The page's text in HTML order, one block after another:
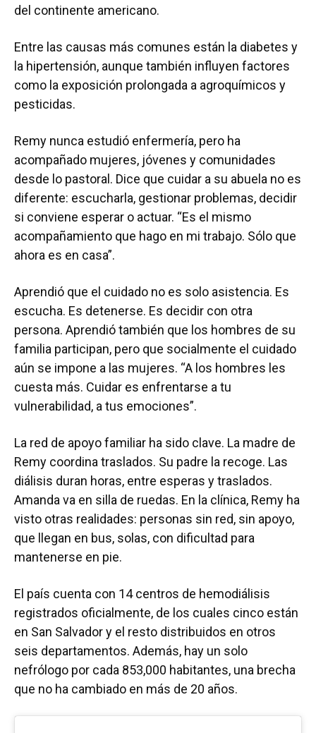
del continente americano.
Entre las causas más comunes están la diabetes y
la hipertensión, aunque también influyen factores
como la exposición prolongada a agroquímicos y
pesticidas.
Remy nunca estudió enfermería, pero ha
acompañado mujeres, jóvenes y comunidades
desde lo pastoral. Dice que cuidar a su abuela no es
diferente: escucharla, gestionar problemas, decidir
si conviene esperar o actuar. “Es el mismo
acompañamiento que hago en mi trabajo. Sólo que
ahora es en casa”.
Aprendió que el cuidado no es solo asistencia. Es
escucha. Es detenerse. Es decidir con otra
persona. Aprendió también que los hombres de su
familia participan, pero que socialmente el cuidado
aún se impone a las mujeres. “A los hombres les
cuesta más. Cuidar es enfrentarse a tu
vulnerabilidad, a tus emociones”.
La red de apoyo familiar ha sido clave. La madre de
Remy coordina traslados. Su padre la recoge. Las
diálisis duran horas, entre esperas y traslados.
Amanda va en silla de ruedas. En la clínica, Remy ha
visto otras realidades: personas sin red, sin apoyo,
que llegan en bus, solas, con dificultad para
mantenerse en pie.
El país cuenta con 14 centros de hemodiálisis
registrados oficialmente, de los cuales cinco están
en San Salvador y el resto distribuidos en otros
seis departamentos. Además, hay un solo
nefrólogo por cada 853,000 habitantes, una brecha
que no ha cambiado en más de 20 años.